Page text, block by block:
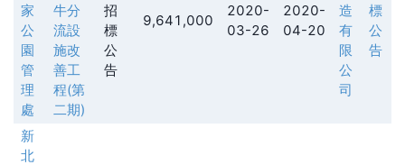
家
公
園
管
理
處
牛分
流設
施改
善工
程(第
二期)
招
標
公
告
9,641,000
2020-
03-26
2020-
04-20
造
有
限
公
司
標
公
告
新
北